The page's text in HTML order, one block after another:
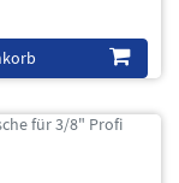
für 3/8" Profi